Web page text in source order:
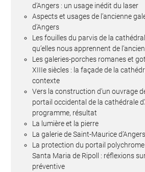
d’Angers : un usage inédit du laser
Aspects et usages de l’ancienne
d’Angers
Les fouilles du parvis de la
qu’elles nous apprennent de
Les galeries-porches romanes et
XIIIe siècles : la façade de la
contexte
Vers la construction d’un ouvrage
portail occidental de la cathédrale
programme, résultat
La lumière et la pierre
La galerie de Saint-Maurice d’Angers
La protection du portail
Santa Maria de Ripoll : réflexions
préventive